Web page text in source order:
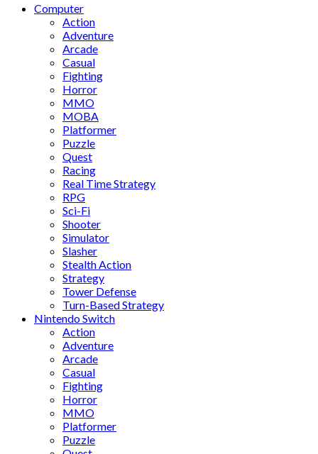
Computer
Action
Adventure
Arcade
Casual
Fighting
Horror
MMO
MOBA
Platformer
Puzzle
Quest
Racing
Real Time Strategy
RPG
Sci-Fi
Shooter
Simulator
Slasher
Stealth Action
Strategy
Tower Defense
Turn-Based Strategy
Nintendo Switch
Action
Adventure
Arcade
Casual
Fighting
Horror
MMO
Platformer
Puzzle